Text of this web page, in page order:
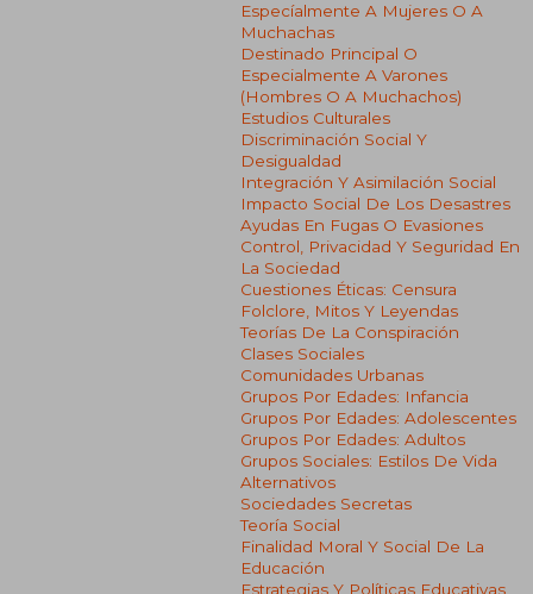
Especíalmente A Mujeres O A
Muchachas
Destinado Principal O
Especialmente A Varones
(hombres O A Muchachos)
Estudios Culturales
Discriminación Social Y
Desigualdad
Integración Y Asimilación Social
Impacto Social De Los Desastres
Ayudas En Fugas O Evasiones
Control, Privacidad Y Seguridad En
La Sociedad
Cuestiones Éticas: Censura
Folclore, Mitos Y Leyendas
Teorías De La Conspiración
Clases Sociales
Comunidades Urbanas
Grupos Por Edades: Infancia
Grupos Por Edades: Adolescentes
Grupos Por Edades: Adultos
Grupos Sociales: Estilos De Vida
Alternativos
Sociedades Secretas
Teoría Social
Finalidad Moral Y Social De La
Educación
Estrategias Y Políticas Educativas